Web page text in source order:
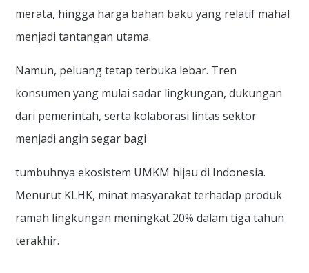
merata, hingga harga bahan baku yang relatif mahal
menjadi tantangan utama.
Namun, peluang tetap terbuka lebar. Tren
konsumen yang mulai sadar lingkungan, dukungan
dari pemerintah, serta kolaborasi lintas sektor
menjadi angin segar bagi
tumbuhnya ekosistem UMKM hijau di Indonesia.
Menurut KLHK, minat masyarakat terhadap produk
ramah lingkungan meningkat 20% dalam tiga tahun
terakhir.